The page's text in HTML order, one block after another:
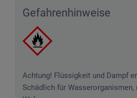
Gefahrenhinweise
Achtung! Flüssigkeit und Dampf
Schädlich für